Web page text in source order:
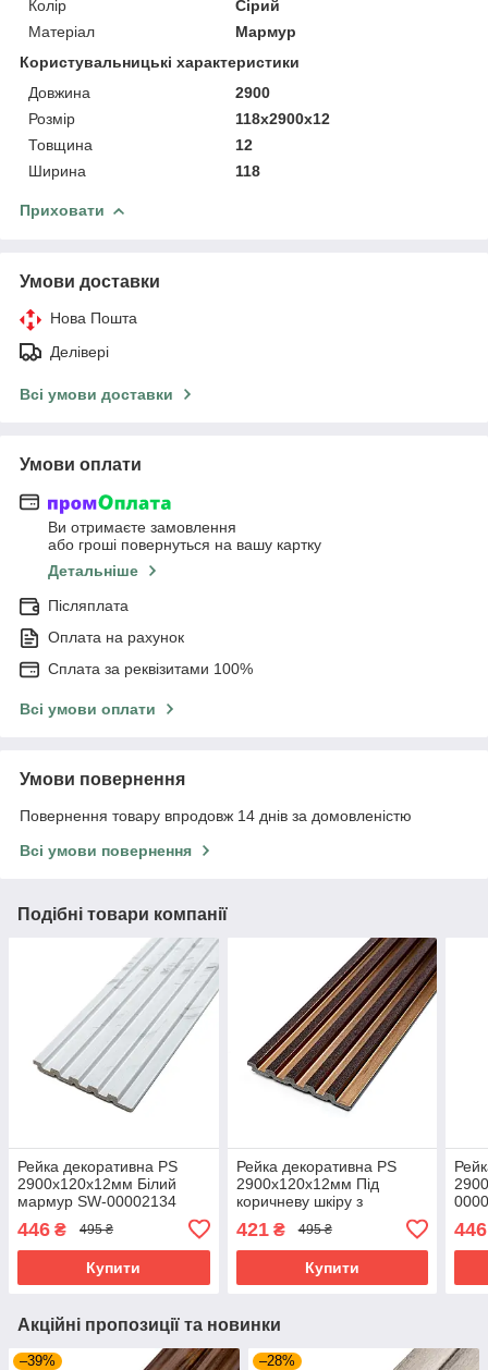
Колір
Сірий
Матеріал
Мармур
Користувальницькі характеристики
Довжина
2900
Розмір
118х2900х12
Товщина
12
Ширина
118
Приховати
Умови доставки
Нова Пошта
Делівері
Всі умови доставки
Умови оплати
Ви отримаєте замовлення
або гроші повернуться на вашу картку
Детальніше
Післяплата
Оплата на рахунок
Сплата за реквізитами 100%
Всі умови оплати
Умови повернення
Повернення товару впродовж 14 днів за домовленістю
Всі умови повернення
Подібні товари компанії
Рейка декоративна PS
2900х120х12мм Білий
мармур SW-00002134
446 ₴ 495 ₴
Купити
Рейка декоративна PS
2900х120х12мм Під
коричневу шкіру з
421₴ 495 ₴
Купити
446
Акційні пропозиції та новинки
–39% –28%